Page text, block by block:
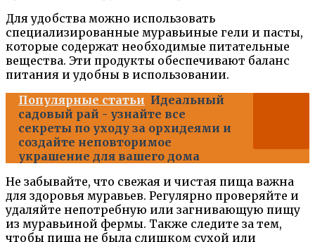
Для удобства можно использовать
специализированные муравьиные гели и пасты,
которые содержат необходимые питательные
вещества. Эти продукты обеспечивают баланс
питания и удобны в использовании.
Популярные статьи Идеальный
садовый рай - узнайте все
секреты по уходу за орхидеями и
создайте неповторимое
украшение для вашего дома
Не забывайте, что свежая и чистая пища важна
для здоровья муравьев. Регулярно проверяйте и
удаляйте непотребную или загнивающую пищу
из муравьиной фермы. Также следите за тем,
чтобы пища не была слишком сухой или